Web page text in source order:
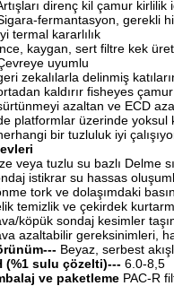
direnç kil çamur kirlilik
fermantasyon, gerekli
termal kararlılık
kaygan, sert filtre kek
uyumlu
zekalılarla delinmiş
kaldırır fisheyes çamur
azaltan ve ECD
platformlar üzerinde yoksul
bir tuzluluk iyi
veya tuzlu su bazlı Delme
istikrar su hassas
tork ve dolaşımdaki
temizlik ve çekirdek
köpük sondaj kesimler
azaltabilir gereksinimleri,
Beyaz, serbest
(%1 sulu çözelti)--- 6.0-8,5
ve paketleme PAC-R